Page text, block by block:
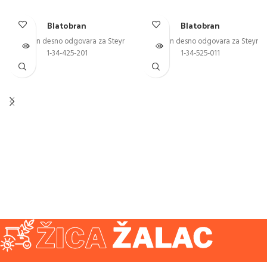
Blatobran
Blatobran desno odgovara za Steyr
1-34-425-201
Blatobran
Blatobran desno odgovara za Steyr
1-34-525-011